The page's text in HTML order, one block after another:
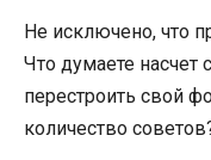
Не исключено, что
Что думаете насчет
перестроить свой
количество